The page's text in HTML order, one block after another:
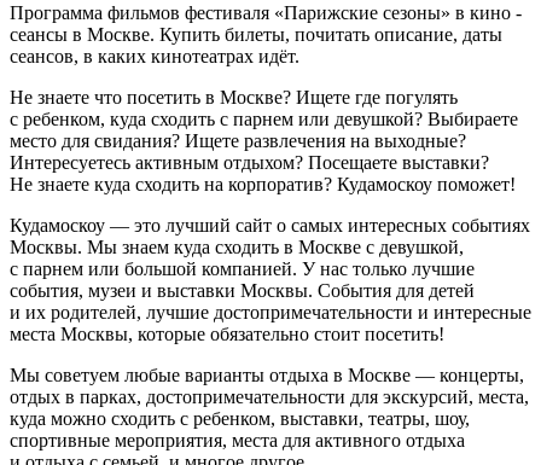
Программа фильмов фестиваля «Парижские сезоны» в кино -
сеансы в Москве. Купить билеты, почитать описание, даты
сеансов, в каких кинотеатрах идёт.
Не знаете что посетить в Москве? Ищете где погулять
с ребенком, куда сходить с парнем или девушкой? Выбираете
место для свидания? Ищете развлечения на выходные?
Интересуетесь активным отдыхом? Посещаете выставки?
Не знаете куда сходить на корпоратив? Кудамоскоу поможет!
Кудамоскоу — это лучший сайт о самых интересных событиях
Москвы. Мы знаем куда сходить в Москве с девушкой,
с парнем или большой компанией. У нас только лучшие
события, музеи и выставки Москвы. События для детей
и их родителей, лучшие достопримечательности и интересные
места Москвы, которые обязательно стоит посетить!
Мы советуем любые варианты отдыха в Москве — концерты,
отдых в парках, достопримечательности для экскурсий, места,
куда можно сходить с ребенком, выставки, театры, шоу,
спортивные мероприятия, места для активного отдыха